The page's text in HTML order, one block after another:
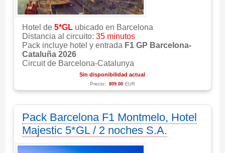
Hotel de 5*GLubicado en Barcelona
Distancia al circuito: 35 minutos
Pack incluye hotel y entrada F1 GP Barcelona-
Cataluña 2026
Circuit de Barcelona-Catalunya
Sin disponibilidad actual
Precio: 809.00 EUR
Pack Barcelona F1 Montmelo, Hotel
Majestic 5*GL / 2 noches S.A.